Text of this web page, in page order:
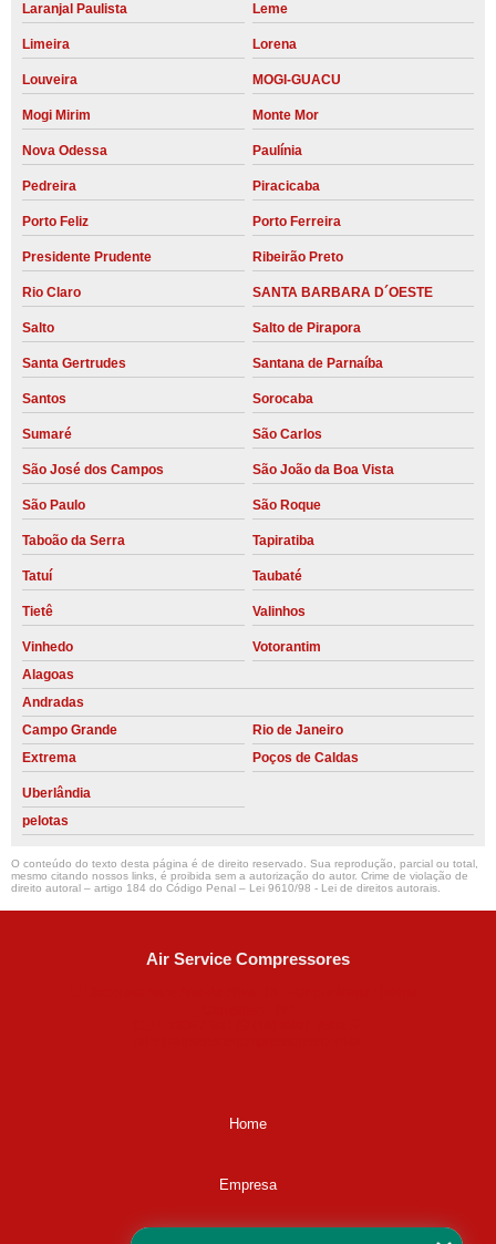
Laranjal Paulista Leme
Limeira Lorena
Louveira MOGI-GUACU
Mogi Mirim Monte Mor
Nova Odessa Paulínia
Pedreira Piracicaba
Porto Feliz Porto Ferreira
Presidente Prudente Ribeirão Preto
Rio Claro SANTA BARBARA D´OESTE
Salto Salto de Pirapora
Santa Gertrudes Santana de Parnaíba
Santos Sorocaba
Sumaré São Carlos
São José dos Campos São João da Boa Vista
São Paulo São Roque
Taboão da Serra Tapiratiba
Tatuí Taubaté
Tietê Valinhos
Vinhedo
Votorantim
Alagoas
Andradas
Campo Grande
Rio de Janeiro
Extrema
Poços de Caldas
Uberlândia
pelotas
O conteúdo do texto desta página é de direito reservado. Sua reprodução, parcial ou total,
mesmo citando nossos links, é proibida sem a autorização do autor. Crime de violação de
direito autoral – artigo 184 do Código Penal – Lei 9610/98 - Lei de direitos autorais.
Air Service Compressores
Home
Empresa